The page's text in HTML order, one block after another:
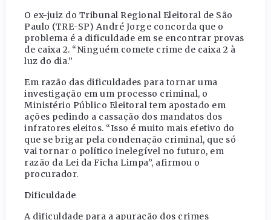
O ex-juiz do Tribunal Regional Eleitoral de São
Paulo (TRE-SP) André Jorge concorda que o
problema é a dificuldade em se encontrar provas
de caixa 2. “Ninguém comete crime de caixa 2 à
luz do dia.”
Em razão das dificuldades para tornar uma
investigação em um processo criminal, o
Ministério Público Eleitoral tem apostado em
ações pedindo a cassação dos mandatos dos
infratores eleitos. “Isso é muito mais efetivo do
que se brigar pela condenação criminal, que só
vai tornar o político inelegível no futuro, em
razão da Lei da Ficha Limpa”, afirmou o
procurador.
Dificuldade
A dificuldade para a apuração dos crimes